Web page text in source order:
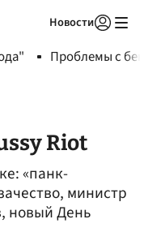
Новости
Проблемы с
Riot
«панк-
министр
новый День